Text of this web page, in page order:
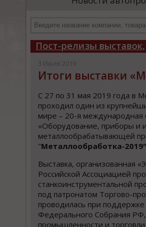
департамента продаж и
Пост-релизы
3 Июля 2019
Итоги выставки
С 27 по 31 мая 2019 года в
проходил один из
мире – 20-я международная
«Oборудование, приборы и
металлообрабатывающей
"Металлooбработка-2019"
Выставка, организованная
Российской Ассоциацией
станкоинструментальной
под патронатом Торгово-
проводилась при
Федерального Собрания
промышленности и